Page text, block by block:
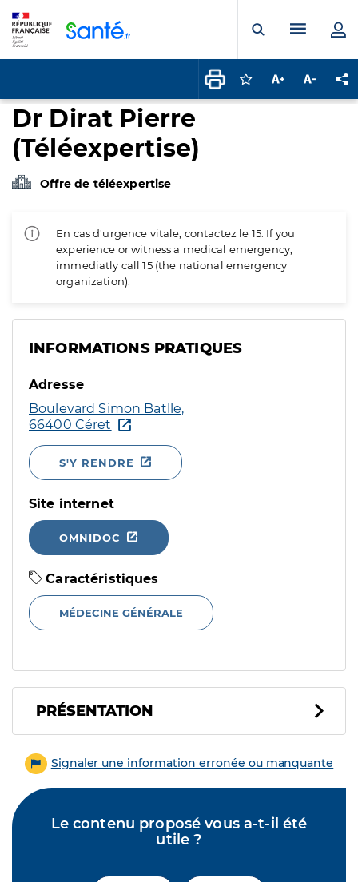
Ouvrir laMenu
Connectez-vous
Augmenter la
Dr Dirat Pierre
(Téléexpertise)
Offre de téléexpertise
En cas d'urgence vitale, contactez le 15. If you
experience or witness a medical emergency,
immediatly call 15 (the national emergency
organization).
INFORMATIONS PRATIQUES
Adresse
Boulevard Simon Batlle,
66400 Céret
S'Y RENDRE
Site internet
OMNIDOC
Caractéristiques
MÉDECINE GÉNÉRALE
PRÉSENTATION
Signaler une information erronée ou manquante
Le contenu proposé vous a-t-il été
utile ?